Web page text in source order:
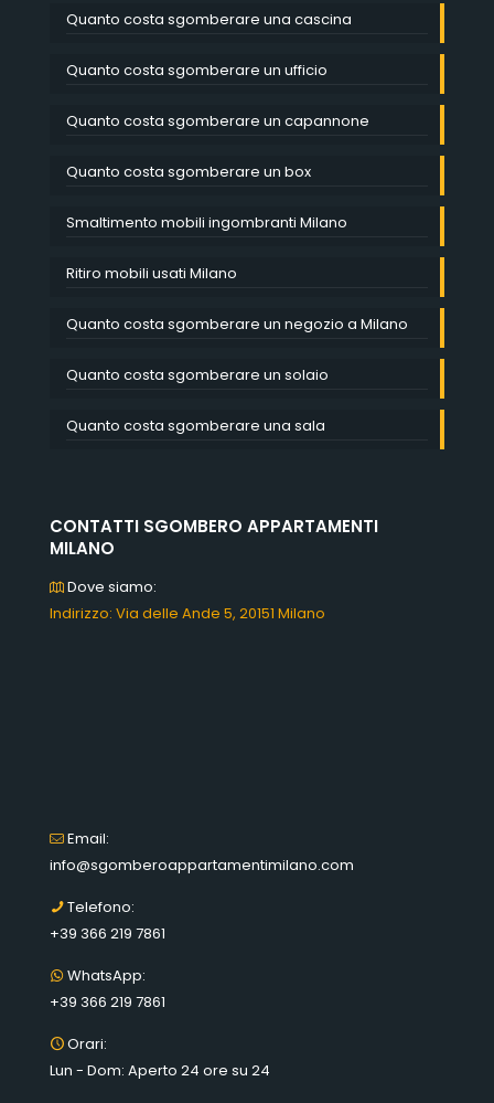
Quanto costa sgomberare una cascina
Quanto costa sgomberare un ufficio
Quanto costa sgomberare un capannone
Quanto costa sgomberare un box
Smaltimento mobili ingombranti Milano
Ritiro mobili usati Milano
Quanto costa sgomberare un negozio a Milano
Quanto costa sgomberare un solaio
Quanto costa sgomberare una sala
CONTATTI SGOMBERO APPARTAMENTI
MILANO
Dove siamo:
Indirizzo: Via delle Ande 5, 20151 Milano
Email:
info@sgomberoappartamentimilano.com
Telefono:
+39 366 219 7861
WhatsApp:
+39 366 219 7861
Orari:
Lun - Dom: Aperto 24 ore su 24